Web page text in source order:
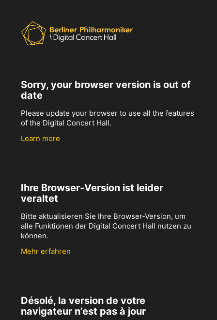
Sorry, your browser version is out of
date
Please update your browser to use all the features
of the Digital Concert Hall.
Learn more
Ihre Browser-Version ist leider
veraltet
Bitte aktualisieren Sie Ihre Browser-Version, um
alle Funktionen der Digital Concert Hall nutzen zu
können.
Mehr erfahren
Désolé, la version de votre
navigateur n’est pas à jour